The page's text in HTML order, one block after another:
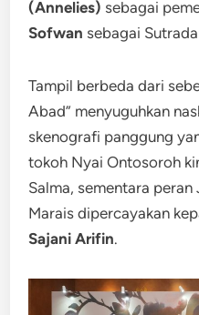
(Annelies) sebagai
Sofwan sebagai
Tampil berbeda dari
Abad” menyuguhkan
skenografi panggung
tokoh Nyai Ontosoroh
Salma, sementara
Marais dipercayakan
Sajani Arifin.